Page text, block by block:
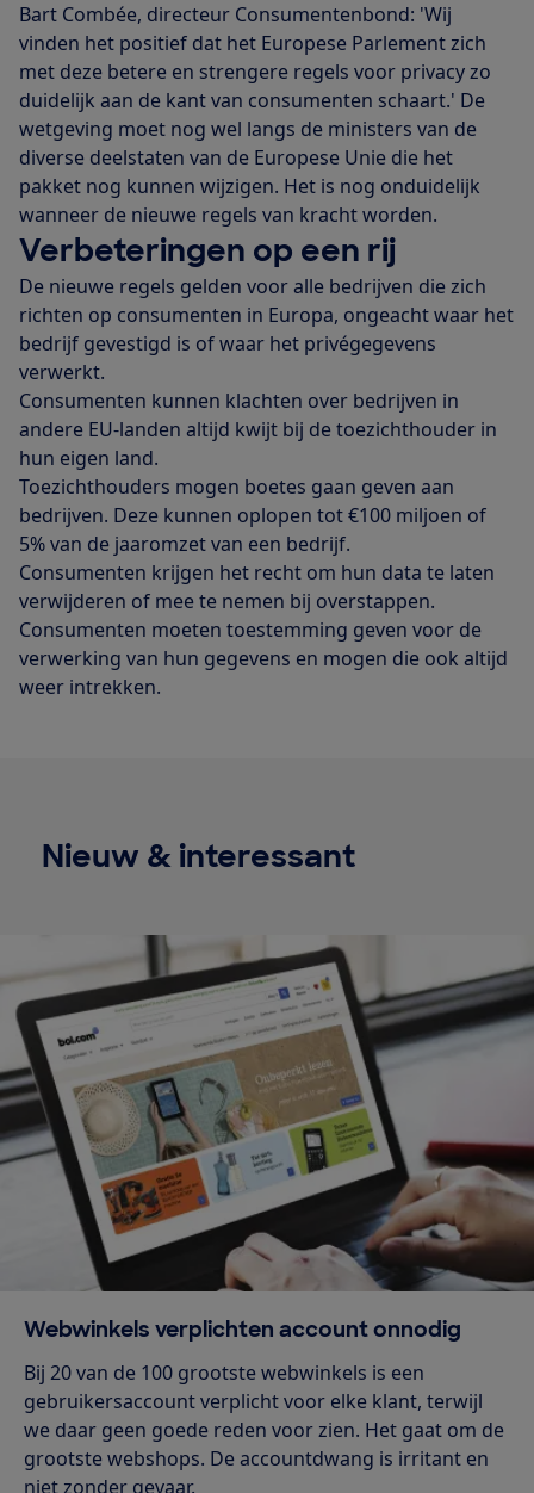
Bart Combée, directeur Consumentenbond: 'Wij
vinden het positief dat het Europese Parlement zich
met deze betere en strengere regels voor privacy zo
duidelijk aan de kant van consumenten schaart.' De
wetgeving moet nog wel langs de ministers van de
diverse deelstaten van de Europese Unie die het
pakket nog kunnen wijzigen. Het is nog onduidelijk
wanneer de nieuwe regels van kracht worden.
Verbeteringen op een rij
De nieuwe regels gelden voor alle bedrijven die zich
richten op consumenten in Europa, ongeacht waar het
bedrijf gevestigd is of waar het privégegevens
verwerkt.
Consumenten kunnen klachten over bedrijven in
andere EU-landen altijd kwijt bij de toezichthouder in
hun eigen land.
Toezichthouders mogen boetes gaan geven aan
bedrijven. Deze kunnen oplopen tot €100 miljoen of
5% van de jaaromzet van een bedrijf.
Consumenten krijgen het recht om hun data te laten
verwijderen of mee te nemen bij overstappen.
Consumenten moeten toestemming geven voor de
verwerking van hun gegevens en mogen die ook altijd
weer intrekken.
Nieuw & interessant
Webwinkels verplichten account onnodig
Bij 20 van de 100 grootste webwinkels is een
gebruikersaccount verplicht voor elke klant, terwijl
we daar geen goede reden voor zien. Het gaat om de
grootste webshops. De accountdwang is irritant en
niet zonder gevaar.